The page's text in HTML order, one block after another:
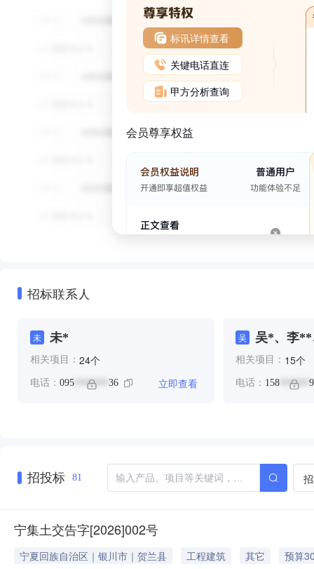
标讯详情查看
关键电话直连
甲方分析查询
会员尊享权益
招标联系人
未 未*
相关项目： 24个
电话： 095 ******* 36 立即查看
吴 吴*、李**
相关项目： 15个
电话： 158******
招投标 81
宁集土交告字[2026]002号
宁夏回族自治区｜银川市｜贺兰县 工程建筑 其它
预算